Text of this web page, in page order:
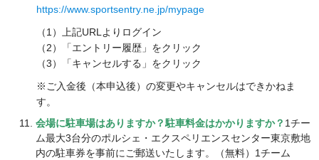
https://www.sportsentry.ne.jp/mypage
（1）上記URLよりログイン
（2）「エントリー履歴」をクリック
（3）「キャンセルする」をクリック
※ご入金後（本申込後）の変更やキャンセルはできかねま
す。
会場に駐車場はありますか？駐車料金はかかりますか？ 1チー
ム最大3台分のポルシェ・エクスペリエンスセンター東京敷地
内の駐車券を事前にご郵送いたします。（無料）1チーム